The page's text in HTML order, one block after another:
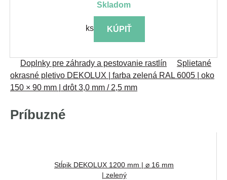
skladom
ks KÚPIŤ
Doplnky pre záhrady a pestovanie rastlín
Splietané
okrasné pletivo DEKOLUX | farba zelená RAL 6005 | oko
150 × 90 mm | drôt 3,0 mm / 2,5 mm
Príbuzné
Stĺpik DEKOLUX 1200 mm | ⌀ 16 mm
| zelený